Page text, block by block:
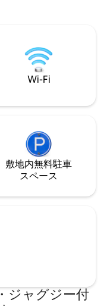
の
のロフトがあります。 この宿泊
かな緑地に面して
国立公園/森林は
れぞれ車で10分で
Wi-Fi
敷地内無料駐⁠車
ス⁠ペ⁠ー⁠ス
ジャグジー付